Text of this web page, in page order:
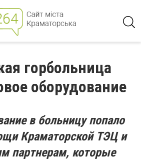
горбольница
оборудование
в больницу попало
Краматорской ТЭЦ и
партнерам, которые